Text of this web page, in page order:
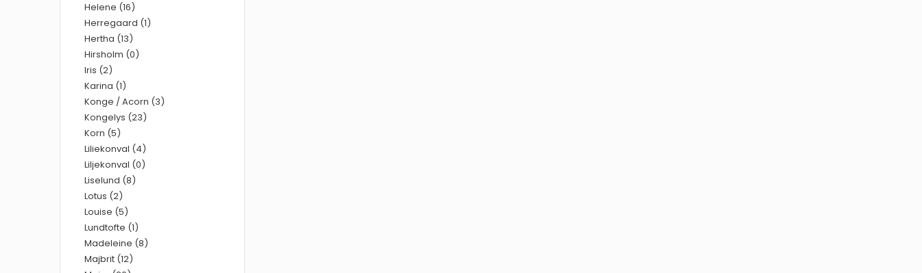
Helene (16)
Herregaard (1)
Hertha (13)
Hirsholm (0)
Iris (2)
Karina (1)
Konge / Acorn (3)
Kongelys (23)
Korn (5)
Liliekonval (4)
Liljekonval (0)
Liselund (8)
Lotus (2)
Louise (5)
Lundtofte (1)
Madeleine (8)
Majbrit (12)